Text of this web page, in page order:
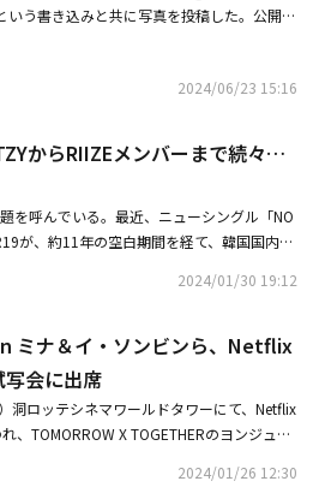
し、「現場で僕がどうすればダンサーの皆
動したと伝えた。また、JYPエンターテイ
ジとして出演する。パク・ジニョンは
ンスだ。僕の始まりもキム・ゴンモさんの
分だったが、歌やその他いろいろなもの
、「世界中のダンスが上手な人を集めて僕
を忘れて収録に臨んだ」と話した。マイク・
て大きなことだと思う」とし、「ダンサーた
調した。韓国代表のBUMSUPは、「STREE
れた。昨年12月に結婚・妊娠を同時に発表
の空席はLip Jが埋めた。Monikaは「出
うにすればよいか悩むものだが、私はダン
ッドライナークルーとしてドラマチックな
ルー、精巧なコレオグラフィとパフォーマ
有数のダンスバトルで優勝を総なめにして
ムだ。日本を越えてグローバルヒップホッ
参加している。イブキとキョウカ、2人の
バトルの腕前で「WOSWF」で強烈な活躍
の振付師として活躍するRENANが所属す
象徴的なダンサーで、K-POPシーンでも現
を務めるクルーだ。OSAKA Ojo Gangと並
Bのジコ、TWICE、2NE1のCL、EXOな
して存在感をアピールしてきただけに、チ
の合流も期待を高めている。ROYAL
ィン・ビーバーなど、世界的なアーティスト
ルーだ。パリス・ゴーブルがリードして全
ティシャを中心に「WOSWF」のニュージー
界をずっと見せてくれる方で、成功事例を
の色をはっきりと見せてくれたHoly Bang。
レガントで、高級なムードを醸し出すスタ
ちがパフォーマンスのディレクションを担
のために努力と成長を続けている」と語っ
パク・ジェボム代表のおかげで、ダンサー
ングなど様々なジャンルを包括するチーム
のチームだ』と感じた」と話した。MVPの
テージにピッタリな色を着こなすチーム
一人悪目立ちせず、ステージ上で最高の相
で様々な成功事例を持っているパク・ジェ
彼は「AOMGはビジネスのことは何も知ら
めた。Higher Musicは僕がこの業界で一定
た会社だ。その経験を含め、MORE VISIO
う書き込みと共に写真を投稿した。公開さ
で働く1歳年下の男性と結婚し、娘を授か
ルを決めておいた。そうしなければ復帰が
するしかない状況になったので、自然に体
2024/06/23 15:16
からRIIZEメンバーまで続々…
を呼んでいる。最近、ニューシングル「NO
が、約11年の空白期間を経て、韓国国内外
として共に活動したソユ、宇宙少女
イドルたちのダンスチャレンジも続いてい
のソン・ハンビン、ITZYのイェジ＆ユナ、
のショウタロウ、PENTAGONのフイ、SU
MORE（MA BOY）」を一緒に歌って踊
のデビュー曲である「Ma Boy」の
らも中毒性のあるフックのメロディが魅力
2024/01/30 19:12
ミナ＆イ・ソンビンら、Netflix
会に出席
洞ロッテシネマワールドタワーにて、Netflix
TOMORROW X TOGETHERのヨンジュ
、チャ・イェリョン、パク・ソンウン、ダ
2024/01/26 12:30